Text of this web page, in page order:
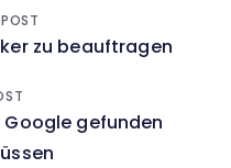
zu beauftragen
gefunden